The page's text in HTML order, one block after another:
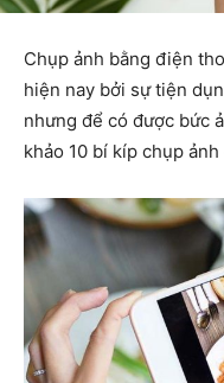
Chụp ảnh bằng điện
hiện nay bởi sự tiện
nhưng để có được bức
khảo 10 bí kíp chụp